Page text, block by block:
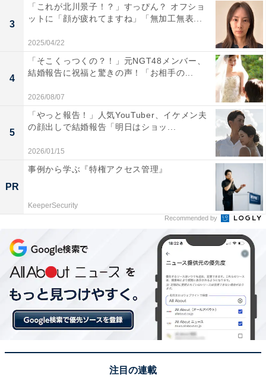
3
「これが北川景子！？」すっぴん？ オフショ
ットに「顔が疲れてますね」「無加工無表...
2025/04/22
4
「そこくっつくの？！」元NGT48メンバー、
結婚報告に祝福と驚きの声！「お相手の...
2026/08/07
5
「やっと報告！」人気YouTuber、イケメン夫
の顔出しで結婚報告「明日はショッ...
2026/01/15
PR
事例から学ぶ『特権アクセス管理』
KeeperSecurity
Recommended by
注目の連載